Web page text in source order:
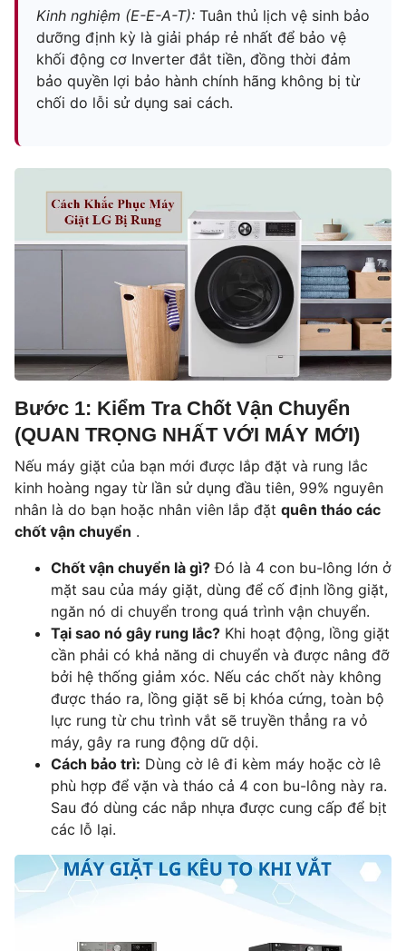
Kinh nghiệm (E-E-A-T): Tuân thủ lịch vệ sinh bảo
dưỡng định kỳ là giải pháp rẻ nhất để bảo vệ
khối động cơ Inverter đắt tiền, đồng thời đảm
bảo quyền lợi bảo hành chính hãng không bị từ
chối do lỗi sử dụng sai cách.
Bước 1: Kiểm Tra Chốt Vận Chuyển
(QUAN TRỌNG NHẤT VỚI MÁY MỚI)
Nếu máy giặt của bạn mới được lắp đặt và rung lắc
kinh hoàng ngay từ lần sử dụng đầu tiên, 99% nguyên
nhân là do bạn hoặc nhân viên lắp đặt quên tháo các
chốt vận chuyển .
Chốt vận chuyển là gì? Đó là 4 con bu-lông lớn ở
mặt sau của máy giặt, dùng để cố định lồng giặt,
ngăn nó di chuyển trong quá trình vận chuyển.
Tại sao nó gây rung lắc? Khi hoạt động, lồng giặt
cần phải có khả năng di chuyển và được nâng đỡ
bởi hệ thống giảm xóc. Nếu các chốt này không
được tháo ra, lồng giặt sẽ bị khóa cứng, toàn bộ
lực rung từ chu trình vắt sẽ truyền thẳng ra vỏ
máy, gây ra rung động dữ dội.
Cách bảo trì: Dùng cờ lê đi kèm máy hoặc cờ lê
phù hợp để vặn và tháo cả 4 con bu-lông này ra.
Sau đó dùng các nắp nhựa được cung cấp để bịt
các lỗ lại.